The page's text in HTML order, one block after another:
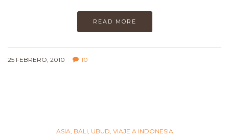
READ MORE
25 FEBRERO, 2010 10
ASIA BALI UBUD VIAJE A INDONESIA